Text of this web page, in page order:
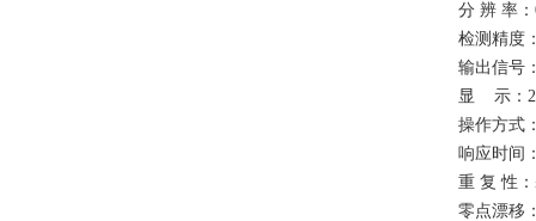
分 辨 率：
检测 精度
输出信号
显
示：
操作方式
响应时间
重 复 性：
零点漂移